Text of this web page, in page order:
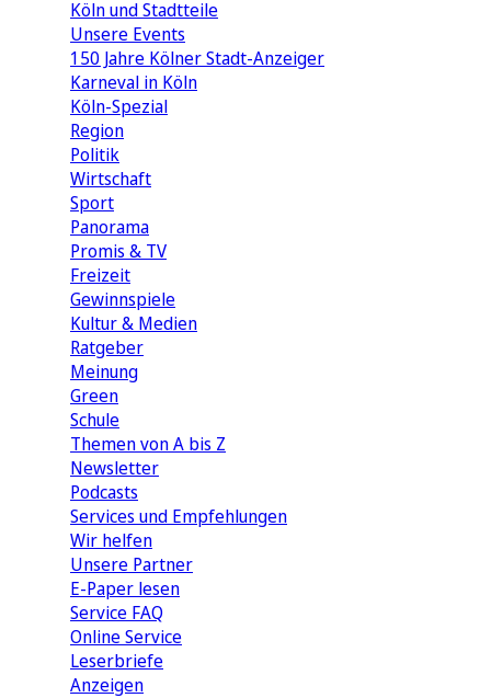
Köln und Stadtteile
Unsere Events
150 Jahre Kölner Stadt-Anzeiger
Karneval in Köln
Köln-Spezial
Region
Politik
Wirtschaft
Sport
Panorama
Promis & TV
Freizeit
Gewinnspiele
Kultur & Medien
Ratgeber
Meinung
Green
Schule
Themen von A bis Z
Newsletter
Podcasts
Services und Empfehlungen
Wir helfen
Unsere Partner
E-Paper lesen
Service FAQ
Online Service
Leserbriefe
Anzeigen